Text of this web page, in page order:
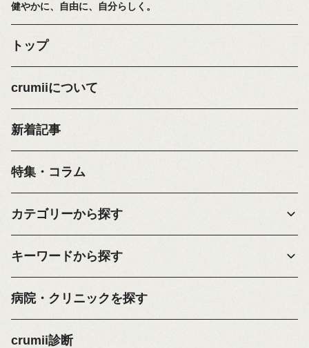
健やかに、自由に、自分らしく。
トップ
crumiiについて
新着記事
特集・コラム
カテゴリーから探す
キーワードから探す
病院・クリニックを探す
crumii診断